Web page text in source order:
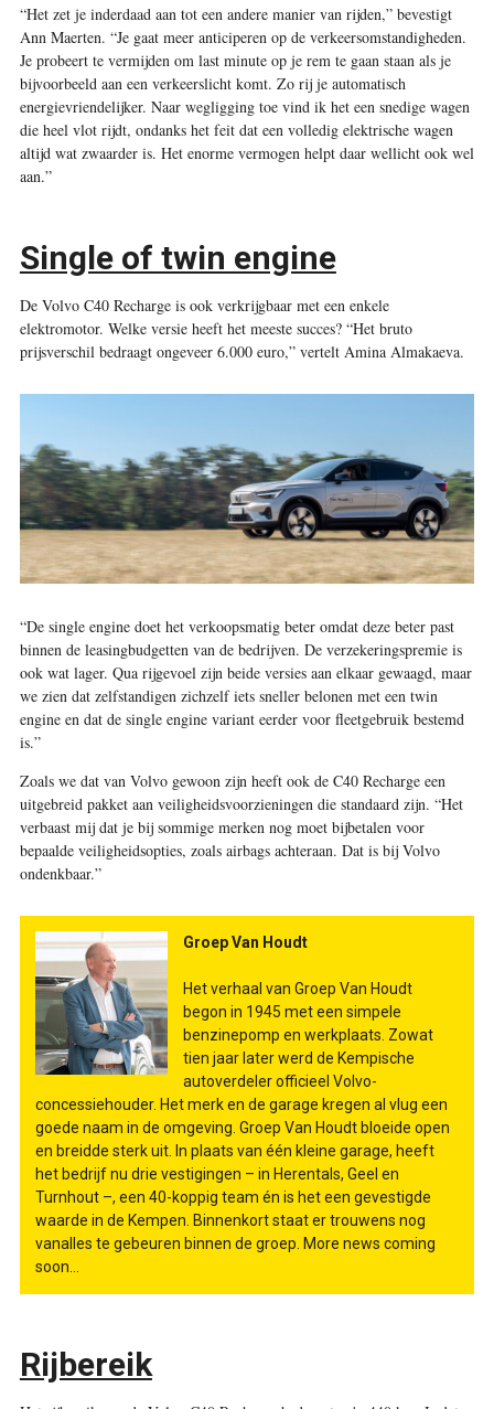
“Het zet je inderdaad aan tot een andere manier van rijden,” bevestigt
Ann Maerten. “Je gaat meer anticiperen op de verkeersomstandigheden.
Je probeert te vermijden om last minute op je rem te gaan staan als je
bijvoorbeeld aan een verkeerslicht komt. Zo rij je automatisch
energievriendelijker. Naar wegligging toe vind ik het een snedige wagen
die heel vlot rijdt, ondanks het feit dat een volledig elektrische wagen
altijd wat zwaarder is. Het enorme vermogen helpt daar wellicht ook wel
aan.”
Single of twin engine
De Volvo C40 Recharge is ook verkrijgbaar met een enkele
elektromotor. Welke versie heeft het meeste succes? “Het bruto
prijsverschil bedraagt ongeveer 6.000 euro,” vertelt Amina Almakaeva.
“De single engine doet het verkoopsmatig beter omdat deze beter past
binnen de leasingbudgetten van de bedrijven. De verzekeringspremie is
ook wat lager. Qua rijgevoel zijn beide versies aan elkaar gewaagd, maar
we zien dat zelfstandigen zichzelf iets sneller belonen met een twin
engine en dat de single engine variant eerder voor fleetgebruik bestemd
is.”
Zoals we dat van Volvo gewoon zijn heeft ook de C40 Recharge een
uitgebreid pakket aan veiligheidsvoorzieningen die standaard zijn. “Het
verbaast mij dat je bij sommige merken nog moet bijbetalen voor
bepaalde veiligheidsopties, zoals airbags achteraan. Dat is bij Volvo
ondenkbaar.”
Groep Van Houdt
Het verhaal van Groep Van Houdt
begon in 1945 met een simpele
benzinepomp en werkplaats. Zowat
tien jaar later werd de Kempische
autoverdeler officieel Volvo-
concessiehouder. Het merk en de garage kregen al vlug een
goede naam in de omgeving. Groep Van Houdt bloeide open
en breidde sterk uit. In plaats van één kleine garage, heeft
het bedrijf nu drie vestigingen – in Herentals, Geel en
Turnhout –, een 40-koppig team én is het een gevestigde
waarde in de Kempen. Binnenkort staat er trouwens nog
vanalles te gebeuren binnen de groep. More news coming
soon...
Rijbereik